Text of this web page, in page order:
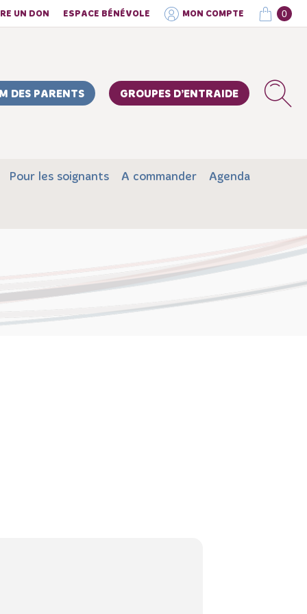
UN DON ESPACE BÉNÉVOLE MON COMPTE 0
DES PARENTS GROUPES D’ENTRAIDE
Pour les soignants A commander Agenda